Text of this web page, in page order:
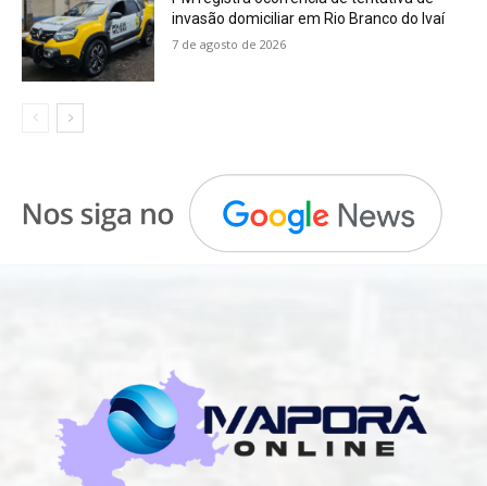
invasão domiciliar em Rio Branco do Ivaí
7 de agosto de 2026